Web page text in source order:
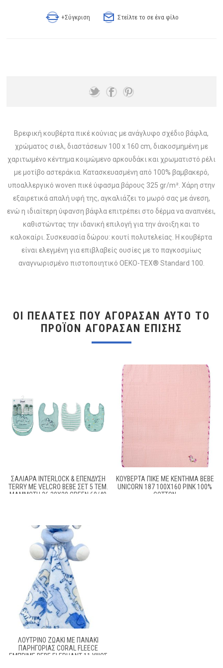
+Σύγκριση Στείλτε το σε ένα φίλο
Βρεφική κουβέρτα πικέ κούνιας με ανάγλυφο σχέδιο βάφλα,
χρώματος σιελ, διαστάσεων 100 x 160 cm, διακοσμημένη με
χαριτωμένο κέντημα κοιμώμενο αρκουδάκι και χρωματιστό ρέλι
με μοτίβο αστεράκια. Κατασκευασμένη από 100% βαμβακερό,
υποαλλεργικό woven πικέ ύφασμα βάρους 325 gr/m². Χάρη στην
εξαιρετικά απαλή υφή της, αγκαλιάζει το μωρό σας με άνεση,
ενώ η ιδιαίτερη ύφανση βάφλα επιτρέπει στο δέρμα να αναπνέει,
καθιστώντας την ιδανική επιλογή για την άνοιξη και το
καλοκαίρι. Συσκευασία δώρου: κουτί πολυτελείας. Η κουβέρτα
είναι ελεγμένη για επιβλαβείς ουσίες με το παγκοσμίως
αναγνωρισμένο πιστοποιητικό OEKO-TEX® Standard 100.
ΟΙ ΠΕΛΆΤΕΣ ΠΟΥ ΑΓΌΡΑΣΑΝ ΑΥΤΌ ΤΟ
ΠΡΟΪΌΝ ΑΓΌΡΑΣΑΝ ΕΠΊΣΗΣ
ΣΑΛΙΆΡΑ INTERLOCK & ΕΠΈΝΔΥΣΗ
TERRY ΜΕ VELCRO BEBE ΣΕΤ 5 ΤΕΜ.
MAMMOTH 26 30X20 GREEN 60/40
ΚΟΥΒΈΡΤΑ ΠΙΚΈ ΜΕ ΚΈΝΤΗΜΑ BEBE
UNICORN 187 100X160 PINK 100%
COTTON
ΛΟΎΤΡΙΝΟ ΖΩΆΚΙ ΜΕ ΠΑΝΆΚΙ
ΠΑΡΗΓΟΡΊΑΣ CORAL FLEECE
ΕΜΠΡΙΜΈ BEBE ELEPHANT 11 ΎΨΟΣ